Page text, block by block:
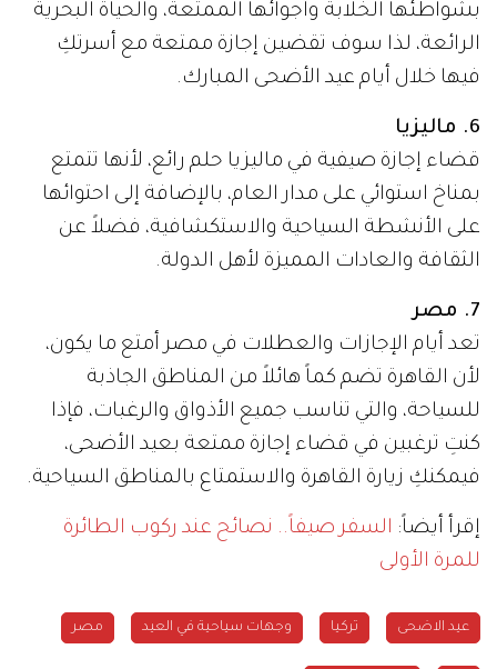
بشواطئها الخلابة وأجوائها الممتعة، والحياة البحرية
الرائعة، لذا سوف تقضين إجازة ممتعة مع أسرتكِ
فيها خلال أيام عيد الأضحى المبارك.
6. ماليزيا
قضاء إجازة صيفية في ماليزيا حلم رائع، لأنها تتمتع
بمناخ استوائي على مدار العام، بالإضافة إلى احتوائها
على الأنشطة السياحية والاستكشافية، فضلاً عن
الثقافة والعادات المميزة لأهل الدولة.
7. مصر
تعد أيام الإجازات والعطلات في مصر أمتع ما يكون،
لأن القاهرة تضم كماً هائلاً من المناطق الجاذبة
للسياحة، والتي تناسب جميع الأذواق والرغبات، فإذا
كنتِ ترغبين في قضاء إجازة ممتعة بعيد الأضحى،
فيمكنكِ زيارة القاهرة والاستمتاع بالمناطق السياحية.
إقرأ أيضاً: السفر صيفاً.. نصائح عند ركوب الطائرة
للمرة الأولى
عيد الاضحى تركيا وجهات سياحية في العيد مصر